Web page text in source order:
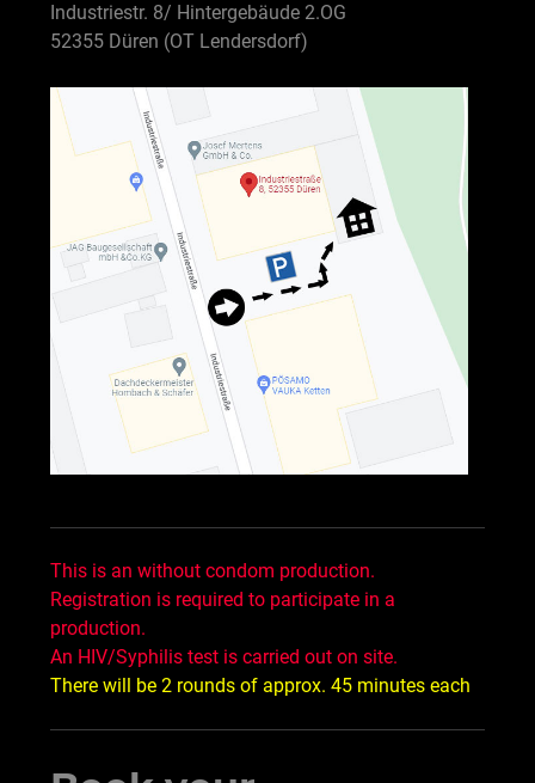
Industriestr. 8/ Hintergebäude 2.OG
52355 Düren (OT Lendersdorf)
This is an without condom production.
Registration is required to participate in a
production.
An HIV/Syphilis test is carried out on site.
There will be 2 rounds of approx. 45 minutes each